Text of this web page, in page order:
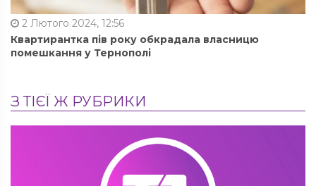
2 Лютого 2024, 12:56
Квартирантка пів року обкрадала власницю
помешкання у Тернополі
З ТІЄЇ Ж РУБРИКИ